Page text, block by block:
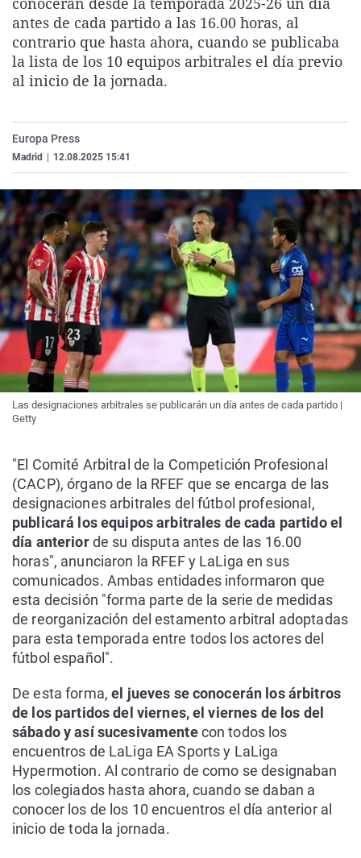
La rosa de los vientos
Gente viajera
Como el perro y el
Caso
Retornados
Equipo de
Extremadura
Galicia
La Rioja
País Vasco
Virales
Televisión
Elecciones
antes de cada partido a las 16.00 horas, al
contrario que hasta ahora, cuando se publicaba
la lista de los 10 equipos arbitrales el día previo
al inicio de la jornada.
Europa Press
Madrid 12.08.2025 15:41
Las designaciones arbitrales se publicarán un día antes de cada partido |
Getty
"El Comité Arbitral de la Competición Profesional
(CACP), órgano de la RFEF que se encarga de las
designaciones arbitrales del fútbol profesional,
publicará los equipos arbitrales de cada partido el
día anteriorde su disputa antes de las 16.00
horas", anunciaron la RFEF y LaLiga en sus
comunicados. Ambas entidades informaron que
esta decisión "forma parte de la serie de medidas
de reorganización del estamento arbitral adoptadas
para esta temporada entre todos los actores del
fútbol español".
De esta forma,el jueves se conocerán los árbitros
de los partidos del viernes, el viernes de los del
sábado y así sucesivamentecon todos los
encuentros de LaLiga EA Sports y LaLiga
Hypermotion. Al contrario de como se designaban
los colegiados hasta ahora, cuando se daban a
conocer los de los 10 encuentros el día anterior al
inicio de toda la jornada.